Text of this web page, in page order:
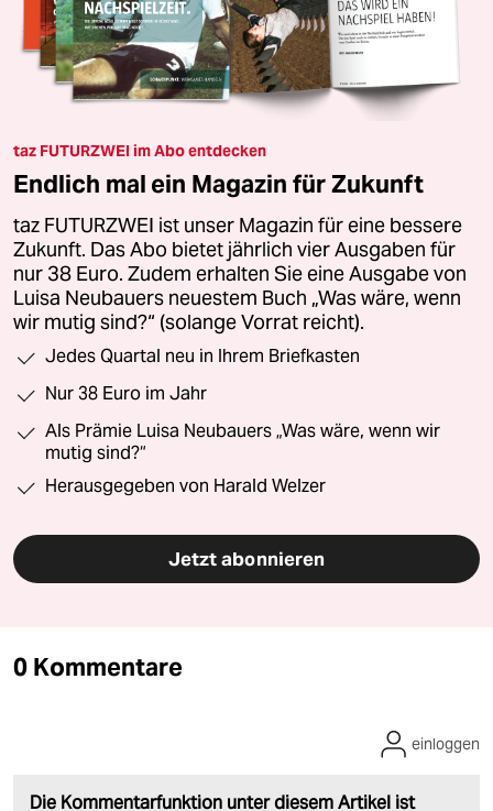
taz FUTURZWEI im Abo entdecken
Endlich mal ein Magazin für Zukunft
taz FUTURZWEI ist unser Magazin für eine bessere
Zukunft. Das Abo bietet jährlich vier Ausgaben für
nur 38 Euro. Zudem erhalten Sie eine Ausgabe von
Luisa Neubauers neuestem Buch „Was wäre, wenn
wir mutig sind?“ (solange Vorrat reicht).
Jedes Quartal neu in Ihrem Briefkasten
Nur 38 Euro im Jahr
Als Prämie Luisa Neubauers „Was wäre, wenn wir
mutig sind?“
Herausgegeben von Harald Welzer
Jetzt abonnieren
0 Kommentare
Die Kommentarfunktion unter diesem Artikel ist
einloggen